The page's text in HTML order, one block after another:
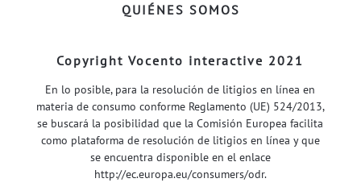
QUIÉNES SOMOS
Copyright Vocento interactive 2021
En lo posible, para la resolución de litigios en línea en
materia de consumo conforme Reglamento (UE) 524/2013,
se buscará la posibilidad que la Comisión Europea facilita
como plataforma de resolución de litigios en línea y que
se encuentra disponible en el enlace
http://ec.europa.eu/consumers/odr.